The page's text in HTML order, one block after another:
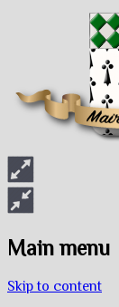
Main menu
Skip to content